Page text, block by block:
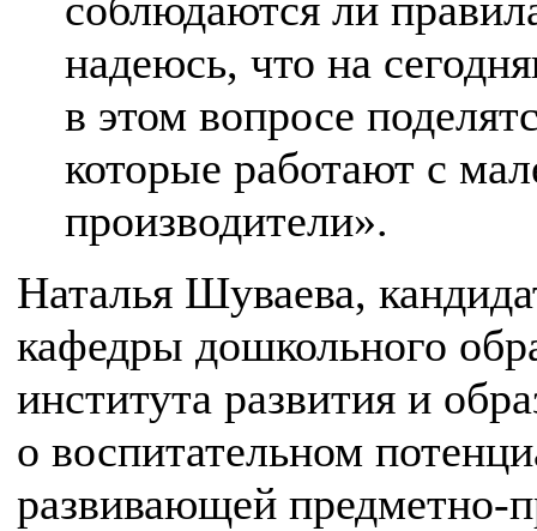
соблюдаются ли
надеюсь, что на
в этом вопросе
которые работают с
производители».
Наталья Шуваева,
кафедры дошкольного
института развития и
о воспитательном
развивающей предметно-